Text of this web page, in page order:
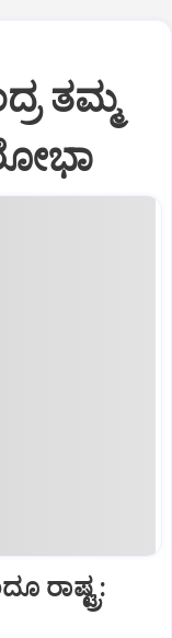
ತಮ್ಮ
ರಾಷ್ಟ್ರ: